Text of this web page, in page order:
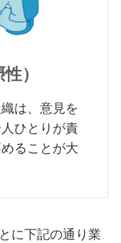
）
は、意見を
ひとりが責
ることが大
に下記の通り業